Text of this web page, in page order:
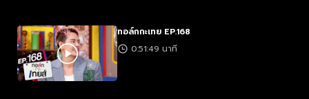
ทอล์กกะเทย EP.168
0:51:49 นาที